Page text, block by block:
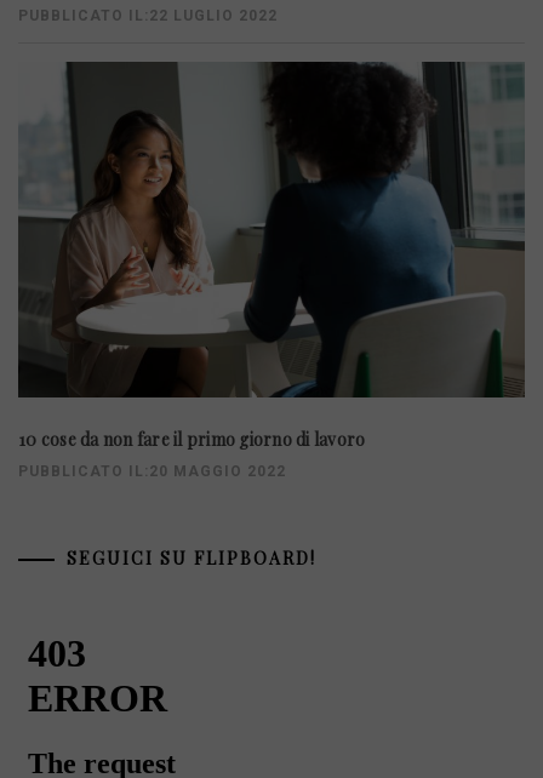
PUBBLICATO IL:22 LUGLIO 2022
10 cose da non fare il primo giorno di lavoro
PUBBLICATO IL:20 MAGGIO 2022
SEGUICI SU FLIPBOARD!